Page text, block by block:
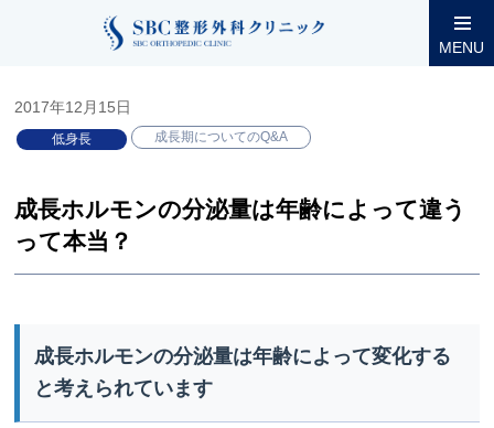
MENU
整形外科コラム 小児低身長 成長期についてのQ&A 成長
2017年12月15日
低身長 成長期についてのQ&A
成長ホルモンの分泌量は年齢によって違う
って本当？
成長ホルモンの分泌量は年齢によって変化する
と考えられています